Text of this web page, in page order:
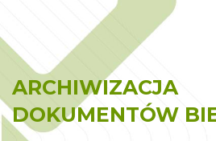
ARCHIWIZACJA
DOKUMENTÓW